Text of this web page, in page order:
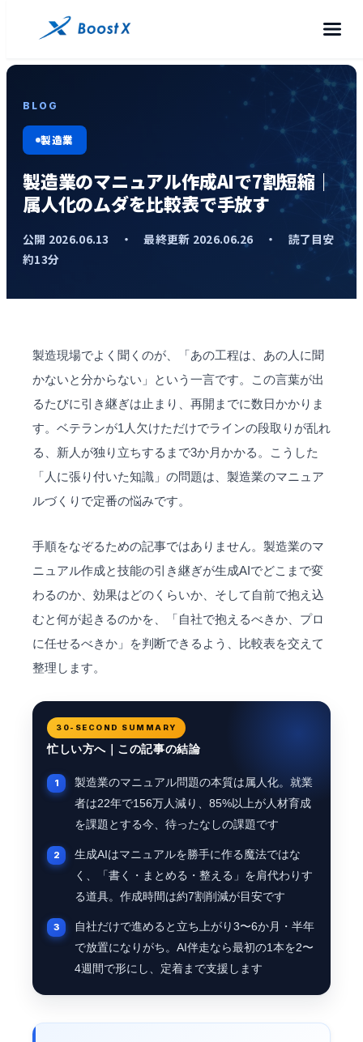
BLOG
製造業
製造業のマニュアル作成AIで7割短縮｜
属人化のムダを比較表で手放す
公開 2026.06.13 ・ 最終更新 2026.06.26 ・ 読了目安
約13分
製造現場でよく聞くのが、「あの工程は、あの人に聞
かないと分からない」という一言です。この言葉が出
るたびに引き継ぎは止まり、再開までに数日かかりま
す。ベテランが1人欠けただけでラインの段取りが乱れ
る、新人が独り立ちするまで3か月かかる。こうした
「人に張り付いた知識」の問題は、製造業のマニュア
ルづくりで定番の悩みです。
手順をなぞるための記事ではありません。製造業のマ
ニュアル作成と技能の引き継ぎが生成AIでどこまで変
わるのか、効果はどのくらいか、そして自前で抱え込
むと何が起きるのかを、「自社で抱えるべきか、プロ
に任せるべきか」を判断できるよう、比較表を交えて
整理します。
30-SECOND SUMMARY
忙しい方へ｜この記事の結論
製造業のマニュアル問題の本質は属人化。就業
者は22年で156万人減り、85%以上が人材育成
を課題とする今、待ったなしの課題です
生成AIはマニュアルを勝手に作る魔法ではな
く、「書く・まとめる・整える」を肩代わりす
る道具。作成時間は約7割削減が目安です
自社だけで進めると立ち上がり3〜6か月・半年
で放置になりがち。AI伴走なら最初の1本を2〜
4週間で形にし、定着まで支援します